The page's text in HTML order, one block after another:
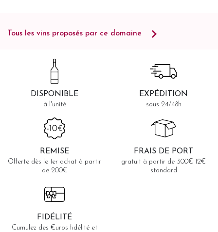
Tous les vins proposés par ce domaine
DISPONIBLE
à l'unité
EXPÉDITION
sous 24/48h
REMISE
Offerte dès le 1er achat à partir
de 200€
FRAIS DE PORT
gratuit à partir de 300€ 12€
standard
FIDÉLITÉ
Cumulez des €uros fidélité et